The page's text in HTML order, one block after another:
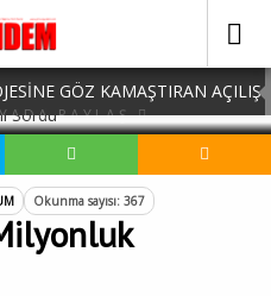
GÖZ KAMAŞTIRAN AÇILIŞ
ile Cihazınızı Koruyun
Turlar Alternatifleri
GÖRÜNCE GÖZLERİM DOLDU
PAYLAŞ
Okunma sayısı: 367